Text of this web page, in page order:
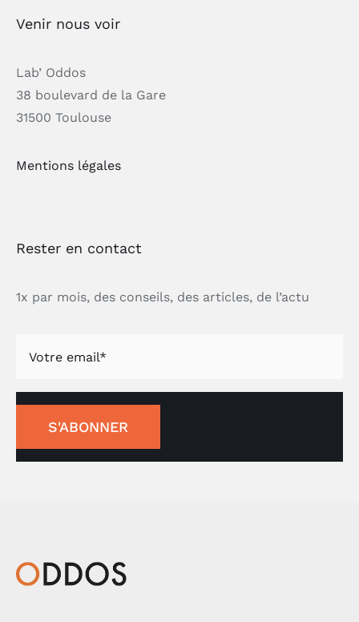
Venir nous voir
Lab’ Oddos
38 boulevard de la Gare
31500 Toulouse
Mentions légales
Rester en contact
1x par mois, des conseils, des articles, de l’actu
S'ABONNER